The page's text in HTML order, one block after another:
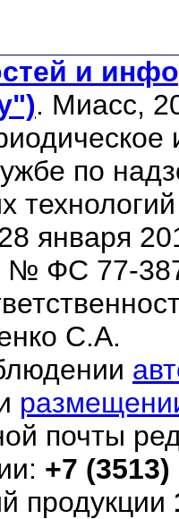
и
. Миасс,
по
января
№ ФС 77-
С.А.
почты
+7
продукции